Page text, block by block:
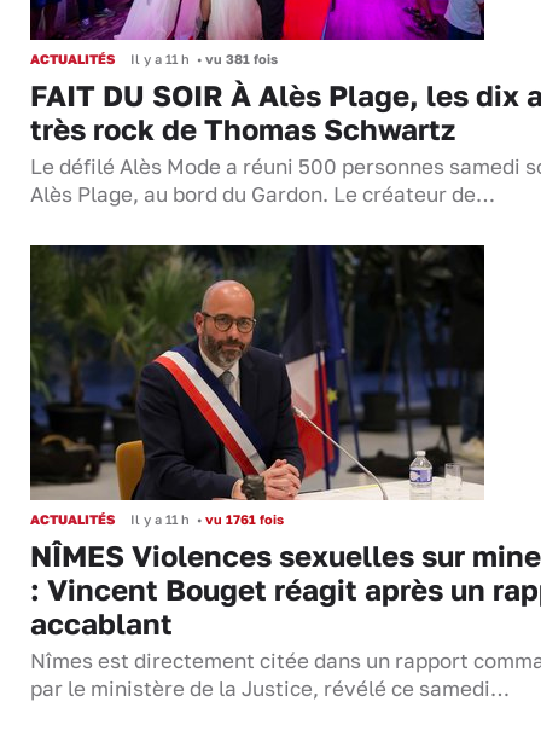
ACTUALITÉS Il y a 11 h • vu 381 fois
FAIT DU SOIR À Alès Plage, les dix
très rock de Thomas Schwartz
Le défilé Alès Mode a réuni 500 personnes samedi
Alès Plage, au bord du Gardon. Le créateur de…
ACTUALITÉS Il y a 11 h • vu 1761 fois
NÎMES Violences sexuelles sur
: Vincent Bouget réagit après un
accablant
Nîmes est directement citée dans un rapport
par le ministère de la Justice, révélé ce samedi…